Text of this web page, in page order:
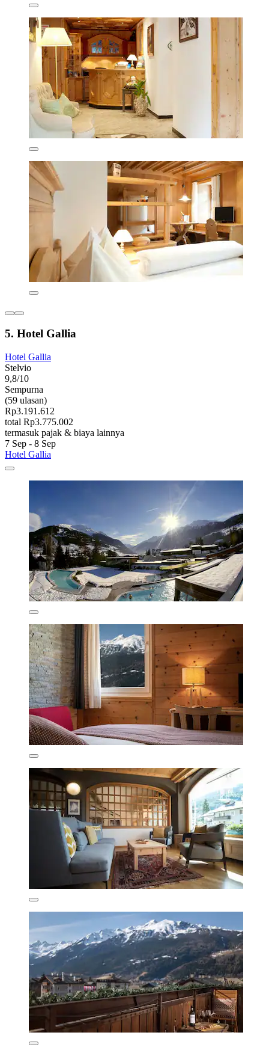
5. Hotel Gallia
Hotel Gallia
Stelvio
9,8/10
Sempurna
(59 ulasan)
Rp3.191.612
total Rp3.775.002
termasuk pajak & biaya lainnya
7 Sep - 8 Sep
Hotel Gallia